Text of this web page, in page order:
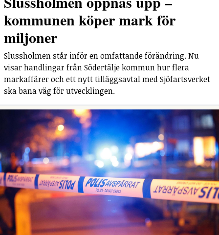
kommunen köper mark för
miljoner
Slussholmen står inför en omfattande förändring. Nu
visar handlingar från Södertälje kommun hur flera
markaffärer och ett nytt tilläggsavtal med Sjöfartsverket
ska bana väg för utvecklingen.